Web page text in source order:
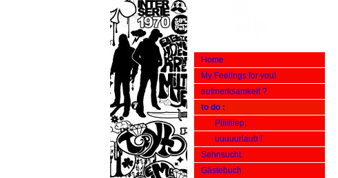
Home
My Feelings for you!
aufmerksamkeit ?
to do :
Piiiiiiiep.
uuuuurlaub !
Sehnsucht.
Gästebuch